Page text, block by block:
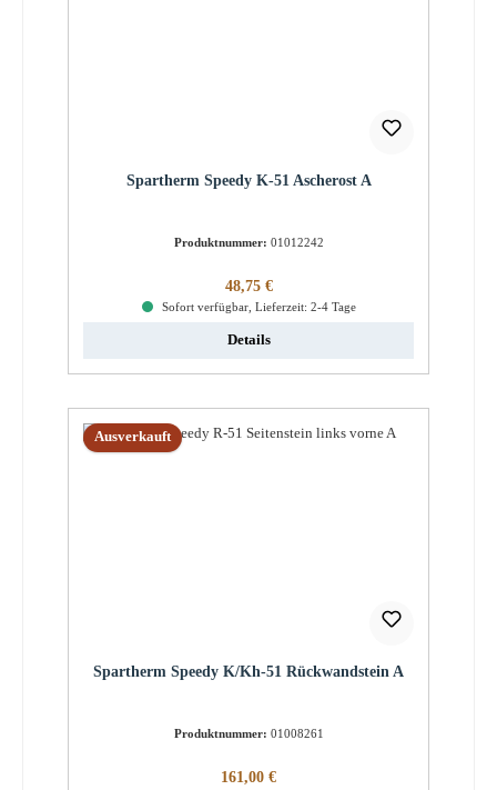
Spartherm Speedy K-51 Ascherost A
Produktnummer: 01012242
Regulärer Preis:
48,75 €
Sofort verfügbar, Lieferzeit: 2-4 Tage
Details
Ausverkauft
Spartherm Speedy K/Kh-51 Rückwandstein A
Produktnummer: 01008261
Regulärer Preis:
161,00 €